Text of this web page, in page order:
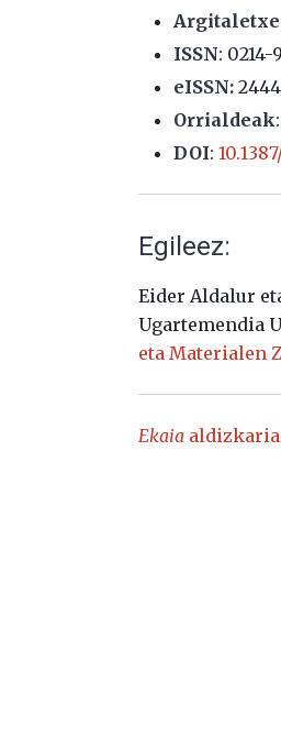
ISSN: 0214-
eISSN:
Orrialdeak
DOI:
Egileez:
Eider Aldalur
Ugartemendia
eta Materialen
Ekaia